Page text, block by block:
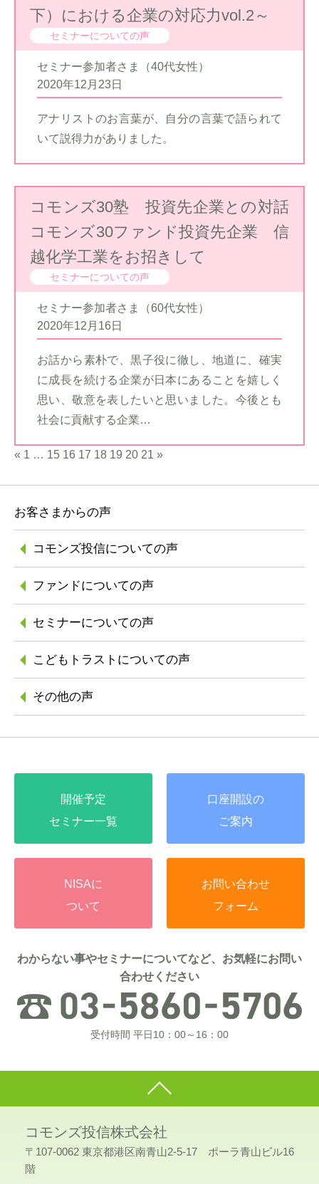
下）における企業の対応力vol.2～
セミナーについての声
セミナー参加者さま（40代女性）
2020年12月23日
アナリストのお言葉が、自分の言葉で語られて
いて説得力がありました。
コモンズ30塾 投資先企業との対話
コモンズ30ファンド投資先企業 信
越化学工業をお招きして
セミナーについての声
セミナー参加者さま（60代女性）
2020年12月16日
お話から素朴で、黒子役に徹し、地道に、確実
に成長を続ける企業が日本にあることを嬉しく
思い、敬意を表したいと思いました。今後とも
社会に貢献する企業…
« 1 … 15 16 17 18 19 20 21 »
お客さまからの声
コモンズ投信についての声
ファンドについての声
セミナーについての声
こどもトラストについての声
その他の声
開催予定
セミナー一覧
口座開設の
ご案内
NISAに
ついて
お問い合わせ
フォーム
わからない事やセミナーについてなど、お気軽にお問い
合わせください
受付時間 平日10：00～16：00
コモンズ投信株式会社
〒107-0062 東京都港区南青山2-5-17 ポーラ青山ビル16
階